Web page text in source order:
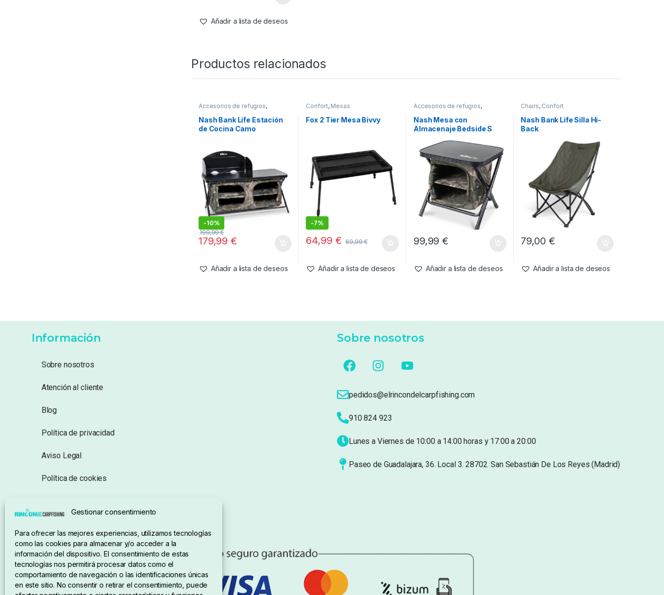
Gestionar consentimiento
Para ofrecer las mejores experiencias, utilizamos tecnologías
como las cookies para almacenar y/o acceder a la
información del dispositivo. El consentimiento de estas
tecnologías nos permitirá procesar datos como el
comportamiento de navegación o las identificaciones únicas
en este sitio. No consentir o retirar el consentimiento, puede
Añadir a lista de deseos
Productos relacionados
Accesorios de refugios,
Nash Bank Life Estación
de Cocina Camo
-10%
179,99€
199,99€
Añadir a lista de deseos
Confort, Mesas
Fox 2 Tier Mesa Bivvy
-7%
64,99 € 69,99€
Añadir a lista de deseos
Accesorios de refugios,
Nash Mesa con
Almacenaje Bedside S
99,99€
Añadir a lista de deseos
Chairs, Confort
Nash Bank Life Silla Hi-
Back
79,00 €
Añadir a lista de deseos
Información
Sobre nosotros
Atención al cliente
Blog
Política de privacidad
Aviso Legal
Política de cookies
Condiciones de compra
Sobre nosotros
pedidos@elrincondelcarpfishing.com
910 824 923
Lunes a Viernes de 10:00 a 14:00 horas y 17:00 a 20:00
Paseo de Guadalajara, 36. Local 3. 28702. San Sebastián De Los Reyes (Madrid)